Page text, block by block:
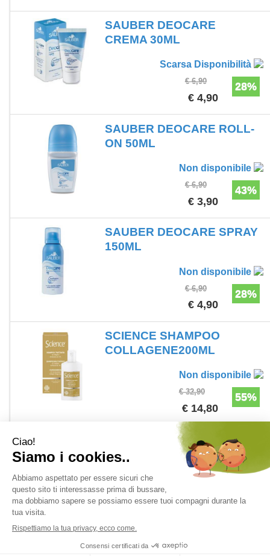
SAUBER DEOCARE
CREMA 30ML
Scarsa Disponibilità
28%
€ 6,90
€ 4,90
SAUBER DEOCARE ROLL-
ON 50ML
Non disponibile
43%
€ 6,90
€ 3,90
SAUBER DEOCARE SPRAY
150ML
Non disponibile
28%
€ 6,90
€ 4,90
SCIENCE SHAMPOO
COLLAGENE200ML
Non disponibile
55%
€ 32,90
€ 14,80
Farmacia Adamo del Dott. Antonio Ferdinando Salvo - Corso V. Emanuele
n. 178 - 97013 Comiso (RG) Italia ordini@farmaciadamonline.it
versione desktop